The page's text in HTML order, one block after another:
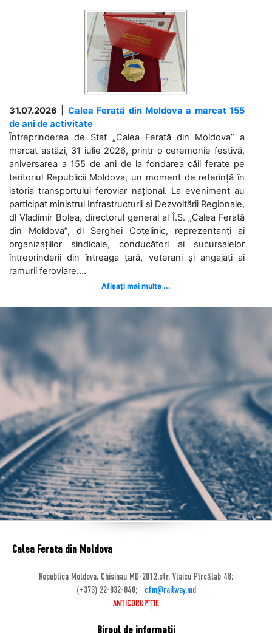
31.07.2026
Calea Ferată din Moldova a marcat 155
de ani de activitate
Întreprinderea de Stat „Calea Ferată din Moldova” a
marcat astăzi, 31 iulie 2026, printr-o ceremonie festivă,
aniversarea a 155 de ani de la fondarea căii ferate pe
teritoriul Republicii Moldova, un moment de referință în
istoria transportului feroviar național. La eveniment au
participat ministrul Infrastructurii și Dezvoltării Regionale,
dl Vladimir Bolea, directorul general al Î.S. „Calea Ferată
din Moldova”, dl Serghei Cotelinic, reprezentanți ai
organizațiilor sindicale, conducători ai sucursalelor
întreprinderii din întreaga țară, veterani și angajați ai
ramurii feroviare....
Afișați mai multe ...
Calea Ferata din Moldova
Republica Moldova, Chisinau MD-2012,str. Vlaicu Pîrcălab 48;
(+373) 22-832-040;
cfm@railway.md
ANTICORUPȚIE
Biroul de informatii